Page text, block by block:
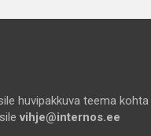
huvipakkuva teema
vihje@internos.ee